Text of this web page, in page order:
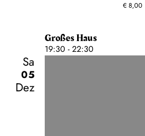
€ 8,00
Großes Haus
19:30 - 22:30
Sa
05
Dez